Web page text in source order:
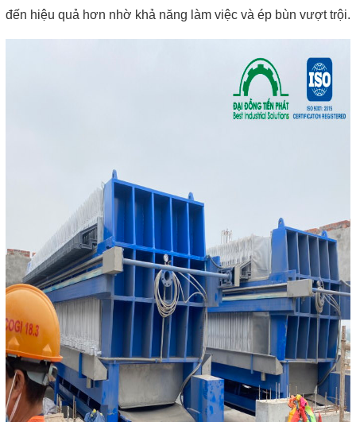
đến hiệu quả hơn nhờ khả năng làm việc và ép bùn vượt trội.